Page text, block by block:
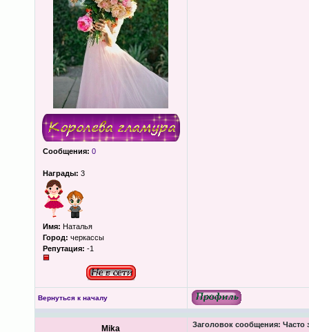
Сообщения: 0
Награды: 3
Имя: Наталья
Город: черкассы
Репутация: -1
Вернуться к началу
Mika Заголовок сообщения: Часто